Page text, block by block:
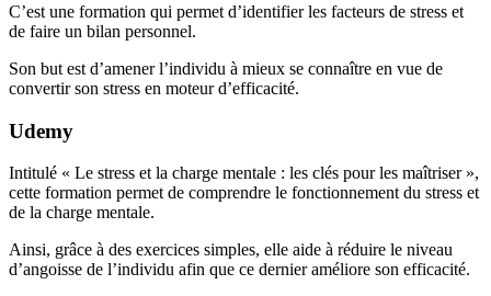
C’est une formation qui permet d’identifier les facteurs de stress et
de faire un bilan personnel.
Son but est d’amener l’individu à mieux se connaître en vue de
convertir son stress en moteur d’efficacité.
Udemy
Intitulé « Le stress et la charge mentale : les clés pour les maîtriser »,
cette formation permet de comprendre le fonctionnement du stress et
de la charge mentale.
Ainsi, grâce à des exercices simples, elle aide à réduire le niveau
d’angoisse de l’individu afin que ce dernier améliore son efficacité.